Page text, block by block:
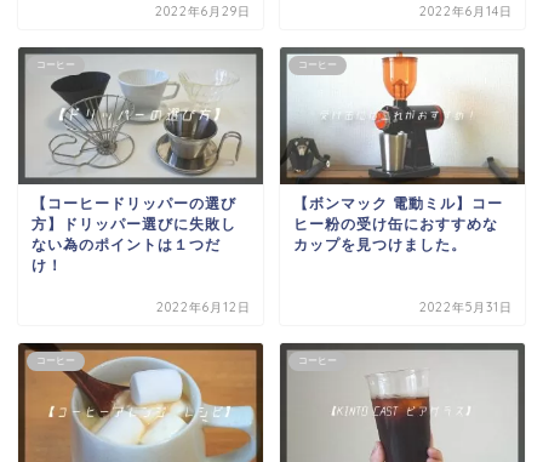
2022年6月29日 2022年6月14日
コーヒー
【コーヒードリッパーの選び
方】ドリッパー選びに失敗し
ない為のポイントは１つだ
け！
2022年6月12日
コーヒー
【ボンマック 電動ミル】コー
ヒー粉の受け缶におすすめな
カップを見つけました。
2022年5月31日
コーヒー コーヒー